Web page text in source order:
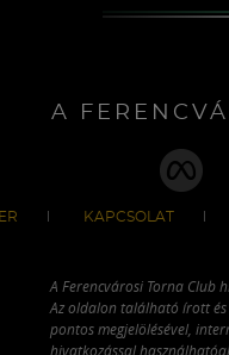
A
KAPCSOLAT
A Ferencvárosi Torna Club
Az oldalon található írott
pontos megjelölésével,
hivatkozással